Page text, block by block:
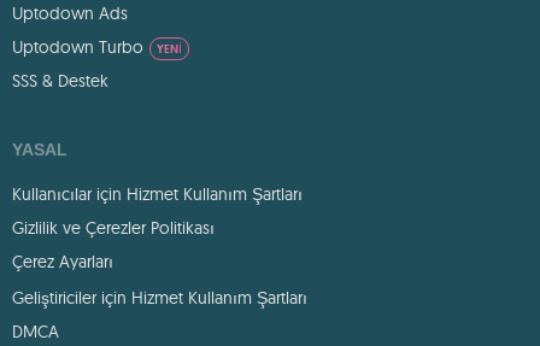
Uptodown Ads
Uptodown Turbo
YENI
SSS & Destek
YASAL
Kullanıcılar için Hizmet Kullanım Şartları
Gizlilik ve Çerezler Politikası
Çerez Ayarları
Geliştiriciler için Hizmet Kullanım Şartları
DMCA